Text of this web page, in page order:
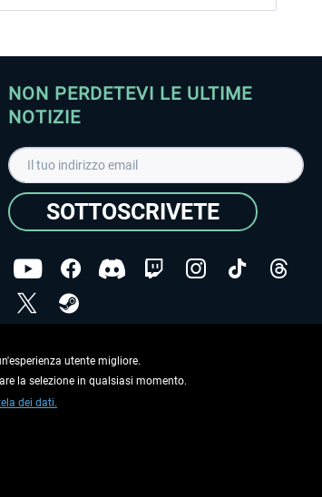
NON PERDETEVI LE ULTIME
NOTIZIE
SOTTOSCRIVETE
dei dati.
Copyright © Aerosoft GmbH. Tutti i diritti riservati.
utente migliore.
la selezione in qualsiasi momento.
dei dati.